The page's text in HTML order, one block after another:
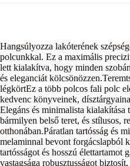
Hangsúlyozza lakóterének
polcunkkal. Ez a maximális
lett kialakítva, hogy minden
és eleganciát
légkörtEz a több polcos fali polc
kedvenc könyveinek,
Elegáns és minimalista kialakítása
bármilyen belső teret, és stílusos,
otthonában.Páratlan tartósság és
melaminnal bevont forgácslapból
tartósságot és hosszú élettartamot
vastagsága robusztusságot